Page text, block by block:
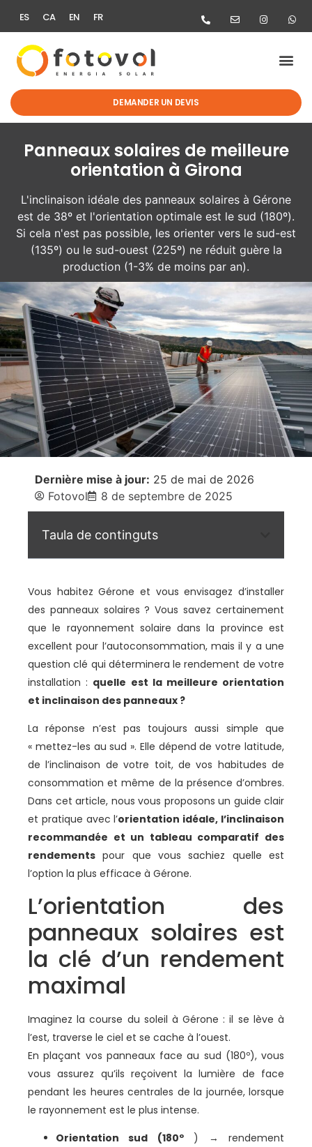
ES CA EN FR
DEMANDER UN DEVIS
Panneaux solaires de meilleure
orientation à Girona
L'inclinaison idéale des panneaux solaires à Gérone
est de 38º et l'orientation optimale est le sud (180º).
Si cela n'est pas possible, les orienter vers le sud-est
(135º) ou le sud-ouest (225º) ne réduit guère la
production (1-3% de moins par an).
Dernière mise à jour: 25 de mai de 2026
Fotovol
8 de septembre de 2025
Taula de continguts
Vous habitez Gérone et vous envisagez d’installer
des panneaux solaires ? Vous savez certainement
que le rayonnement solaire dans la province est
excellent pour l’autoconsommation, mais il y a une
question clé qui déterminera le rendement de votre
installation : quelle est la meilleure orientation
et inclinaison des panneaux ?
La réponse n’est pas toujours aussi simple que
« mettez-les au sud ». Elle dépend de votre latitude,
de l’inclinaison de votre toit, de vos habitudes de
consommation et même de la présence d’ombres.
Dans cet article, nous vous proposons un guide clair
et pratique avec l’orientation idéale, l’inclinaison
recommandée et un tableau comparatif des
rendements pour que vous sachiez quelle est
l’option la plus efficace à Gérone.
L’orientation des
panneaux solaires est
la clé d’un rendement
maximal
Imaginez la course du soleil à Gérone : il se lève à
l’est, traverse le ciel et se cache à l’ouest.
En plaçant vos panneaux face au sud (180º), vous
vous assurez qu’ils reçoivent la lumière de face
pendant les heures centrales de la journée, lorsque
le rayonnement est le plus intense.
Orientation sud (180º) → rendement